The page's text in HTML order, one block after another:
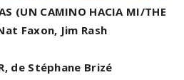
(UN CAMINO HACIA MI/THE
Faxon, Jim Rash
de Stéphane Brizé